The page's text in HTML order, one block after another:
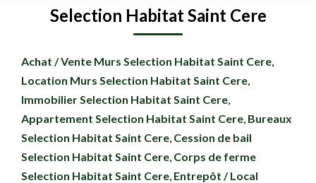
DÉPOSEZ VOTRE RECHERCHE
NOUS REJOINDRE
CONTACT
EN
Plus de critères
Créer une
Selection Habitat Saint Cere
Achat / Vente Murs Selection Habitat Saint Cere
Location Murs Selection Habitat Saint Cere
Immobilier Selection Habitat Saint Cere
Appartement Selection Habitat Saint Cere Bureaux
Selection Habitat Saint Cere Cession de bail
Selection Habitat Saint Cere Corps de ferme
Selection Habitat Saint Cere Entrepôt / Local